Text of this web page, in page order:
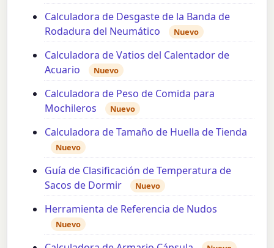
Calculadora de Desgaste de la Banda de
Rodadura del Neumático
Nuevo
Calculadora de Vatios del Calentador de
Acuario
Nuevo
Calculadora de Peso de Comida para
Mochileros
Nuevo
Calculadora de Tamaño de Huella de Tienda
Nuevo
Guía de Clasificación de Temperatura de
Sacos de Dormir
Nuevo
Herramienta de Referencia de Nudos
Nuevo